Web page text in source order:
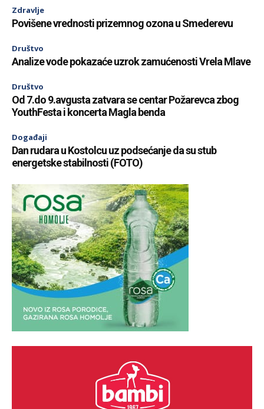
Zdravlje
Povišene vrednosti prizemnog ozona u Smederevu
Društvo
Analize vode pokazaće uzrok zamućenosti Vrela Mlave
Društvo
Od 7.do 9.avgusta zatvara se centar Požarevca zbog
YouthFesta i koncerta Magla benda
Događaji
Dan rudara u Kostolcu uz podsećanje da su stub
energetske stabilnosti (FOTO)